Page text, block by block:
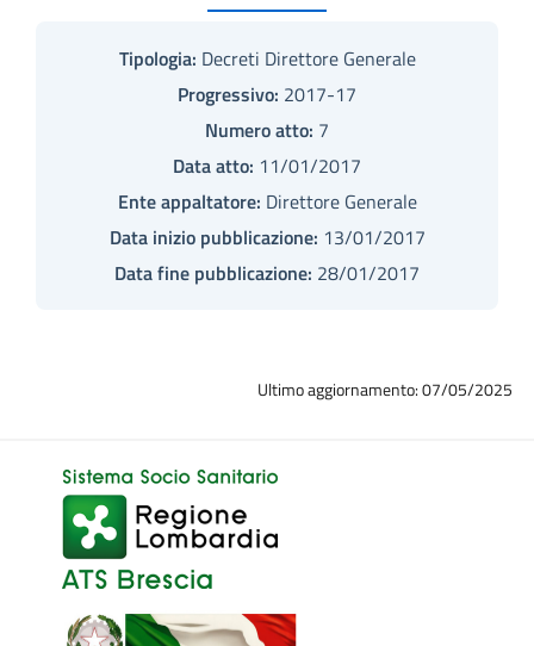
Tipologia: Decreti Direttore Generale
Progressivo: 2017-17
Numero atto: 7
Data atto: 11/01/2017
Ente appaltatore: Direttore Generale
Data inizio pubblicazione: 13/01/2017
Data fine pubblicazione: 28/01/2017
Ultimo aggiornamento: 07/05/2025